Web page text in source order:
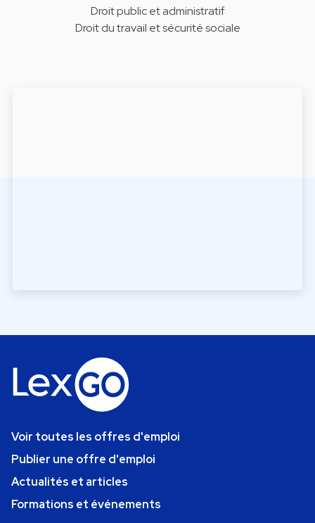
Droit public et administratif
Droit du travail et sécurité sociale
Voir toutes les offres d'emploi
Publier une offre d'emploi
Actualités et articles
Formations et événements